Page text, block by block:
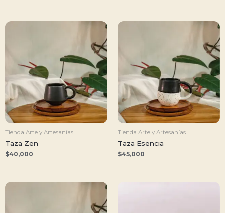
Tienda Arte y Artesanías
Taza Zen
$40,000
Tienda Arte y Artesanías
Taza Esencia
$45,000